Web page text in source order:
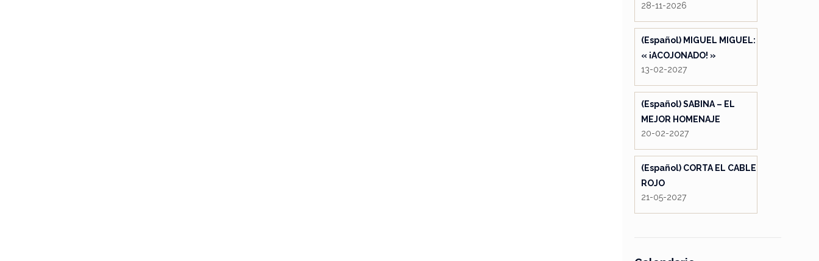
28-11-2026
(Español) MIGUEL MIGUEL:
« ¡ACOJONADO! »
13-02-2027
(Español) SABINA – EL
MEJOR HOMENAJE
20-02-2027
(Español) CORTA EL CABLE
ROJO
21-05-2027